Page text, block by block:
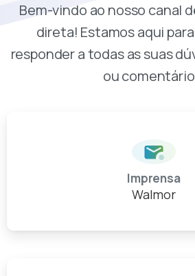
Bem-vindo ao nosso canal
direta! Estamos aqui
responder a todas as suas
ou
Imprensa
Walmor